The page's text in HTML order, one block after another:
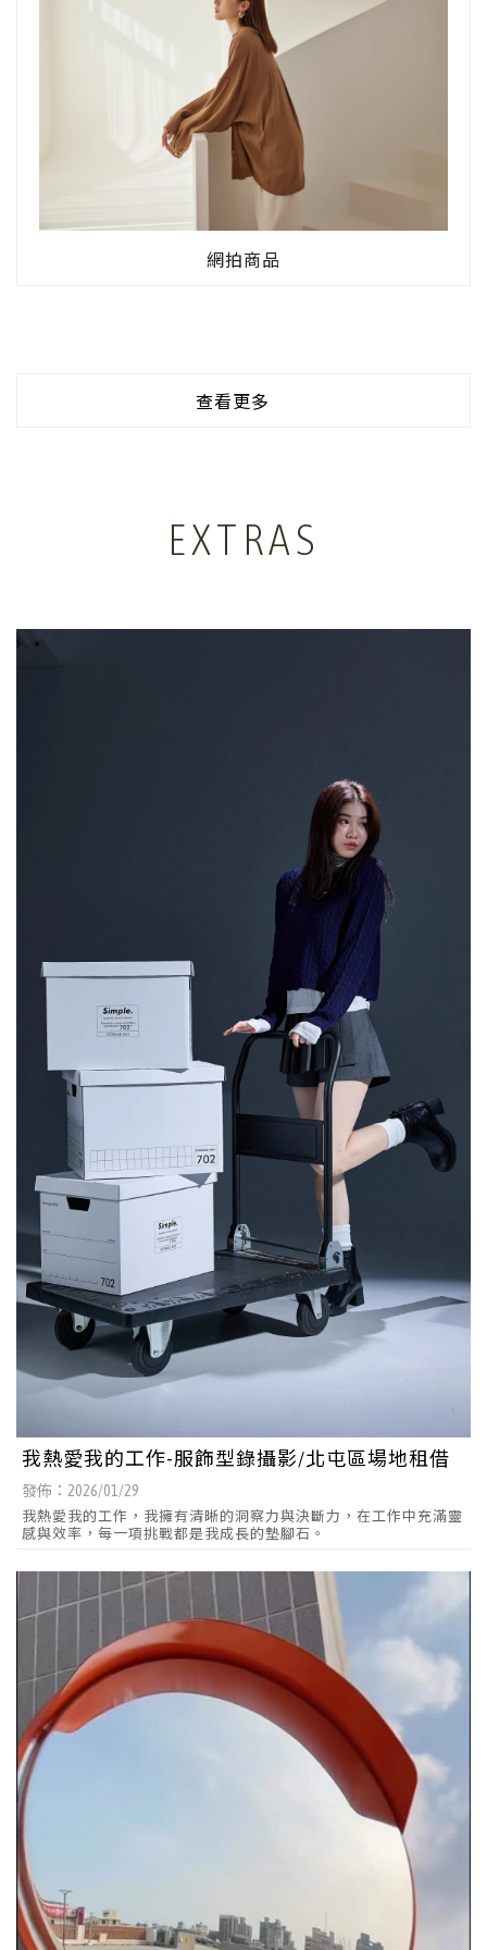
網拍商品
查看更多
EXTRAS
我熱愛我的工作-服飾型錄攝影/北屯區場地租借
發佈：2026/01/29
我熱愛我的工作，我擁有清晰的洞察力與決斷力，在工作中充滿靈
感與效率，每一項挑戰都是我成長的墊腳石。